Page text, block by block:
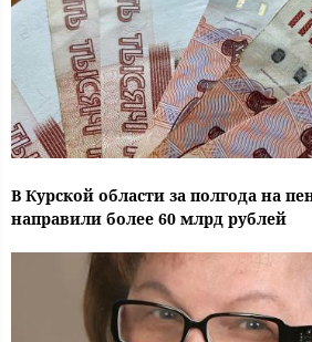
В Курской области за полгода на
направили более 60 млрд рублей